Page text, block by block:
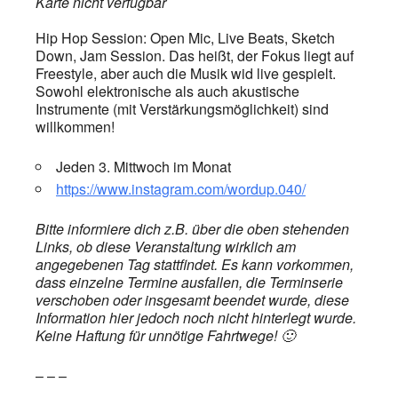
Hip Hop Session: Open Mic, Live Beats, Sketch
Down, Jam Session. Das heißt, der Fokus liegt auf
Freestyle, aber auch die Musik wid live gespielt.
Sowohl elektronische als auch akustische
Instrumente (mit Verstärkungsmöglichkeit) sind
willkommen!
Jeden 3. Mittwoch im Monat
https://www.instagram.com/wordup.040/
Bitte informiere dich z.B. über die oben stehenden
Links, ob diese Veranstaltung wirklich am
angegebenen Tag stattfindet. Es kann vorkommen,
dass einzelne Termine ausfallen, die Terminserie
verschoben oder insgesamt beendet wurde, diese
Information hier jedoch noch nicht hinterlegt wurde.
Keine Haftung für unnötige Fahrtwege! 🙂
– – –